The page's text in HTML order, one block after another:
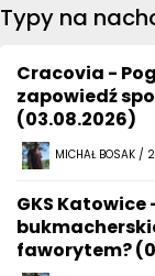
Typy na
Cracovia -
zapowiedź
(03.08.2026)
MICHAŁ BOSAK /
GKS
faworytem?